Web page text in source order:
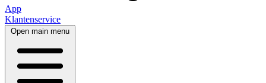
App
Klantenservice
Open main menu